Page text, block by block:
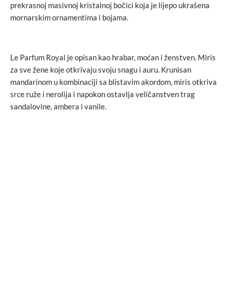
prekrasnoj masivnoj kristalnoj bočici koja je lijepo ukrašena
mornarskim ornamentima i bojama.
Le Parfum Royal je opisan kao hrabar, moćan i ženstven. Miris
za sve žene koje otkrivaju svoju snagu i auru. Krunisan
mandarinom u kombinaciji sa blistavim akordom, miris otkriva
srce ruže i nerolija i napokon ostavlja veličanstven trag
sandalovine, ambera i vanile.